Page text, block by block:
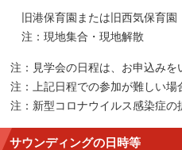
旧港保育園または旧西気保育園
注：現地集合・現地解散
注：見学会の日程は、お申込みを
注：上記日程での参加が難しい場
注：新型コロナウイルス感染症
サウンディングの日時等